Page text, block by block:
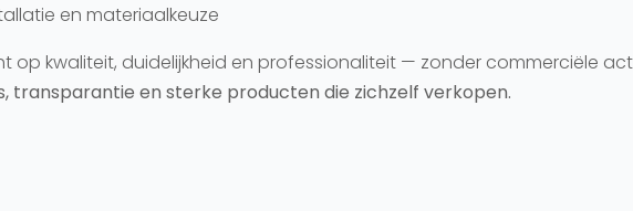
en materiaalkeuze
op kwaliteit, duidelijkheid en professionaliteit — zonder commerciële
transparantie en sterke producten die zichzelf verkopen.